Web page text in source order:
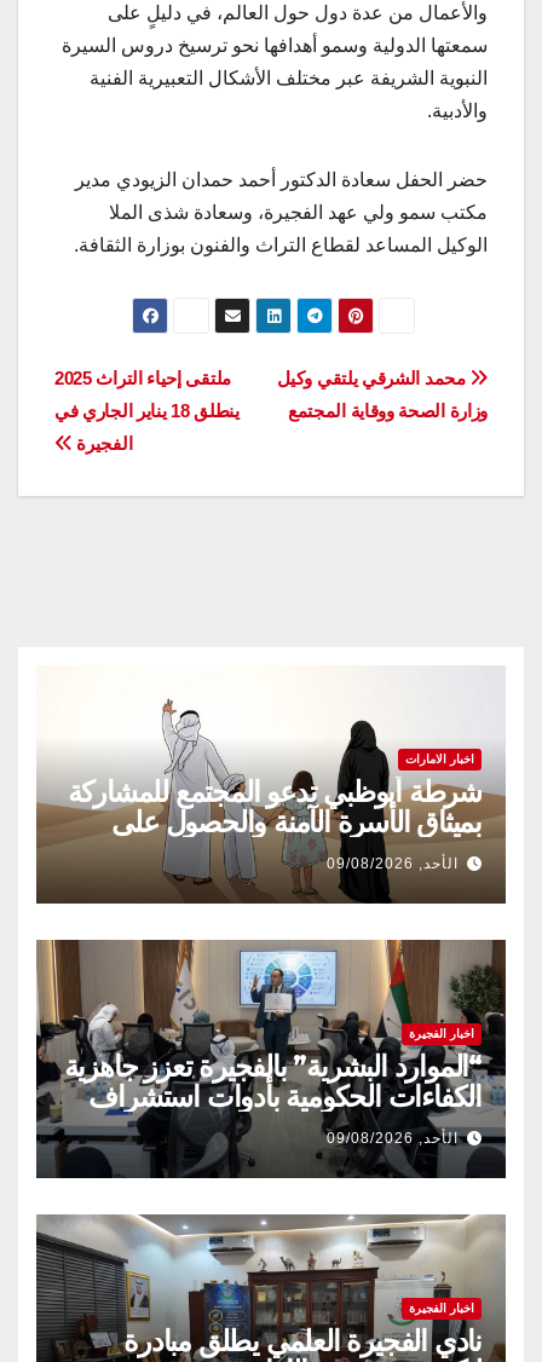
والأعمال من عدة دول حول العالم، في دليلٍ على
سمعتها الدولية وسمو أهدافها نحو ترسيخ دروس السيرة
النبوية الشريفة عبر مختلف الأشكال التعبيرية الفنية
والأدبية.
حضر الحفل سعادة الدكتور أحمد حمدان الزيودي مدير
مكتب سمو ولي عهد الفجيرة، وسعادة شذى الملا
الوكيل المساعد لقطاع التراث والفنون بوزارة الثقافة.
تصفّح
المقالات
ملتقى إحياء التراث 2025
ينطلق 18 يناير الجاري في
الفجيرة
محمد الشرقي يلتقي وكيل
وزارة الصحة ووقاية المجتمع
اخبار الامارات
شرطة أبوظبي تدعو المجتمع للمشاركة
بميثاق الأسرة الآمنة والحصول على
شهادة «سفير»
الأحد, 09/08/2026
اخبار الفجيرة
“الموارد البشرية” بالفجيرة تعزز جاهزية
الكفاءات الحكومية بأدوات استشراف
المستقبل
الأحد, 09/08/2026
اخبار الفجيرة
نادي الفجيرة العلمي يطلق مبادرة